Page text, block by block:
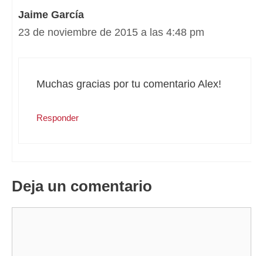
Jaime García
23 de noviembre de 2015 a las 4:48 pm
Muchas gracias por tu comentario Alex!
Responder
Deja un comentario